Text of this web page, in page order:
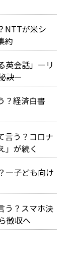
NTTが米シ
約
英会話」―リ
訣ー
？経済白書
言う？コロナ
」が続く
―子ども向け
う？スマホ決
徴収へ